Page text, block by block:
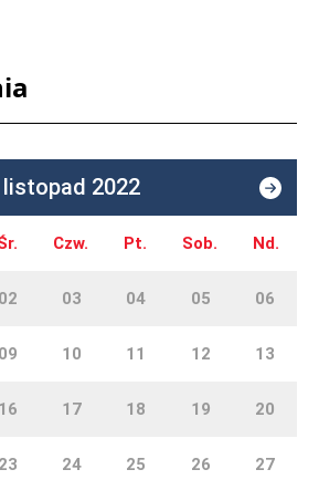
listopad 2022
Czw. Pt. Sob. Nd.
02 03 04 05 06
09 10 11 12 13
16 17 18 19 20
23 24 25 26 27